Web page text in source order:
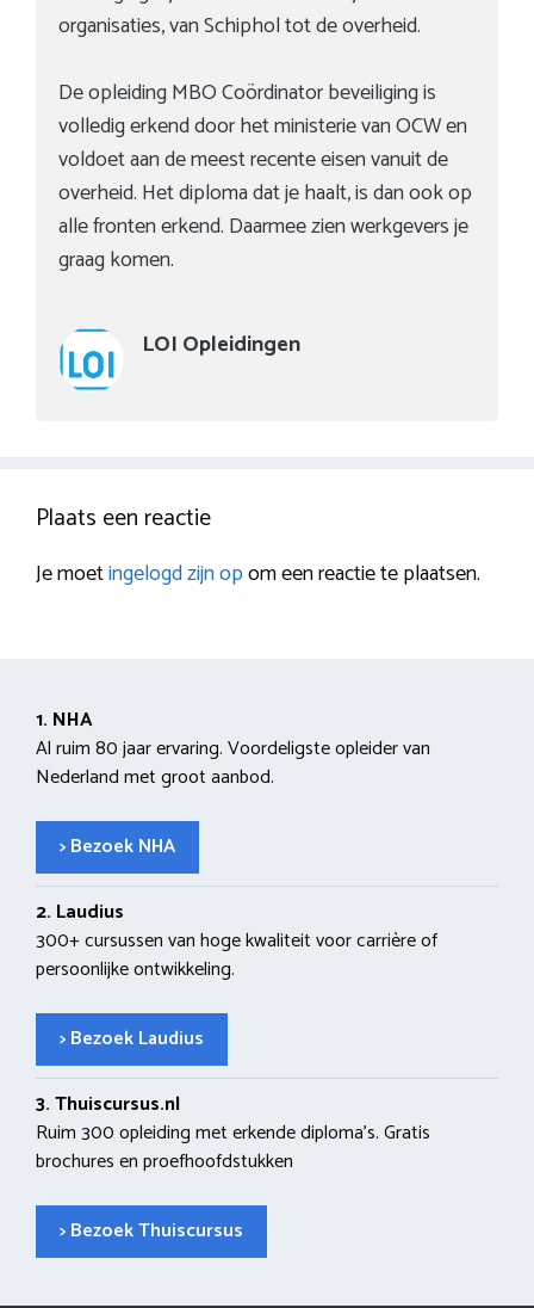
organisaties, van Schiphol tot de overheid.
De opleiding MBO Coördinator beveiliging is
volledig erkend door het ministerie van OCW en
voldoet aan de meest recente eisen vanuit de
overheid. Het diploma dat je haalt, is dan ook op
alle fronten erkend. Daarmee zien werkgevers je
graag komen.
LOI Opleidingen
Plaats een reactie
Je moetingelogd zijn opom een reactie te plaatsen.
1. NHA
Al ruim 80 jaar ervaring. Voordeligste opleider van
Nederland met groot aanbod.
> Bezoek NHA
2. Laudius
300+ cursussen van hoge kwaliteit voor carrière of
persoonlijke ontwikkeling.
> Bezoek Laudius
3. Thuiscursus.nl
Ruim 300 opleiding met erkende diploma’s. Gratis
brochures en proefhoofdstukken
> Bezoek Thuiscursus